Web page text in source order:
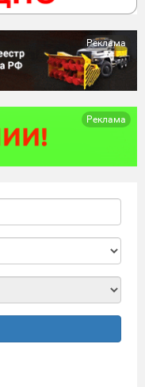
Реклама
Реклама